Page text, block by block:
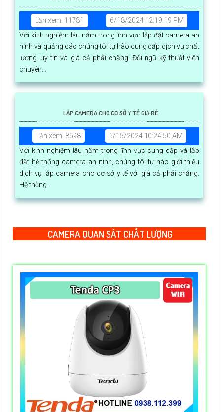
Lần xem: 11781
6/18/2024 12:19:19 PM
Với kinh nghiệm lâu năm trong lĩnh vực lắp đặt camera an
ninh và quảng cáo chúng tôi tự hào cung cấp dịch vụ chất
lượng, uy tín và giá cả phải chăng. Đội ngũ kỹ thuật viên
chuyên...
LẮP CAMERA CHO CƠ SỞ Y TẾ GIÁ RẺ
Lần xem: 8598
6/15/2024 10:24:50 AM
Với kinh nghiệm lâu năm trong lĩnh vực cung cấp và lắp
đặt hệ thống camera an ninh, chúng tôi tự hào giới thiệu
dịch vụ lắp camera cho cơ sở y tế với giá cả phải chăng.
Hệ thống...
CAMERA QUAN SÁT CHẤT LƯỢNG